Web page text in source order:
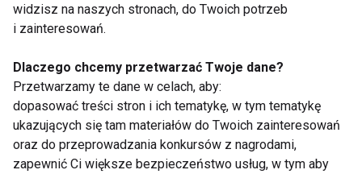
Aliness - Sklep
Adres:
Zimowa 49B, 43-230 Goczałkowice Zdrój
woj. śląskie
widzisz na naszych stronach, do Twoich potrzeb
i zainteresowań.
Dlaczego chcemy przetwarzać Twoje dane?
Przetwarzamy te dane w celach, aby:
dopasować treści stron i ich tematykę, w tym tematykę
ukazujących się tam materiałów do Twoich zainteresowań
oraz do przeprowadzania konkursów z nagrodami,
zapewnić Ci większe bezpieczeństwo usług, w tym aby